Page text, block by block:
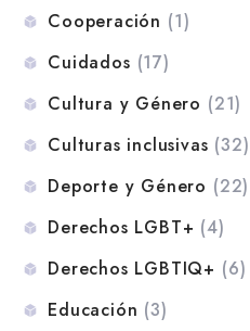
Cooperación (1)
Cuidados (17)
Cultura y Género (21)
Culturas inclusivas (32)
Deporte y Género (22)
Derechos LGBT+ (4)
Derechos LGBTIQ+ (6)
Educación (3)